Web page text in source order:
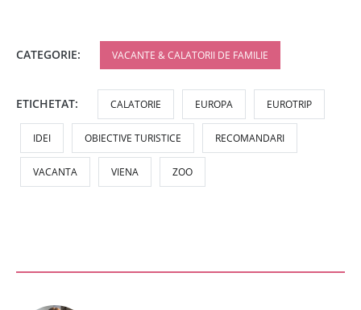
CATEGORIE: VACANTE & CALATORII DE FAMILIE
ETICHETAT: CALATORIE EUROPA EUROTRIP
IDEI OBIECTIVE TURISTICE RECOMANDARI
VACANTA VIENA ZOO